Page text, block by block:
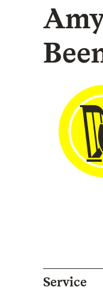
Service